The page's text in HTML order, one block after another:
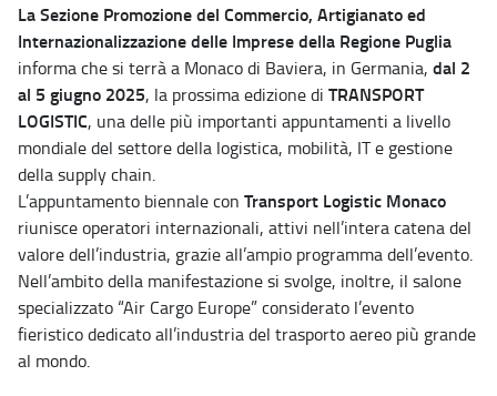
La Sezione Promozione del Commercio, Artigianato ed
Internazionalizzazione delle Imprese della Regione Puglia
informa che si terrà a Monaco di Baviera, in Germania, dal 2
al 5 giugno 2025, la prossima edizione di TRANSPORT
LOGISTIC, una delle più importanti appuntamenti a livello
mondiale del settore della logistica, mobilità, IT e gestione
della supply chain.
L’appuntamento biennale con Transport Logistic Monaco
riunisce operatori internazionali, attivi nell’intera catena del
valore dell’industria, grazie all’ampio programma dell’evento.
Nell’ambito della manifestazione si svolge, inoltre, il salone
specializzato “Air Cargo Europe” considerato l’evento
fieristico dedicato all’industria del trasporto aereo più grande
al mondo.